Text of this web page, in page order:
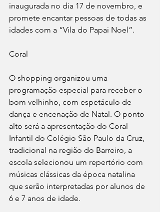
inaugurada no dia 17 de novembro, e
promete encantar pessoas de todas as
idades com a “Vila do Papai Noel”.
Coral
O shopping organizou uma
programação especial para receber o
bom velhinho, com espetáculo de
dança e encenação de Natal. O ponto
alto será a apresentação do Coral
Infantil do Colégio São Paulo da Cruz,
tradicional na região do Barreiro, a
escola selecionou um repertório com
músicas clássicas da época natalina
que serão interpretadas por alunos de
6 e 7 anos de idade.